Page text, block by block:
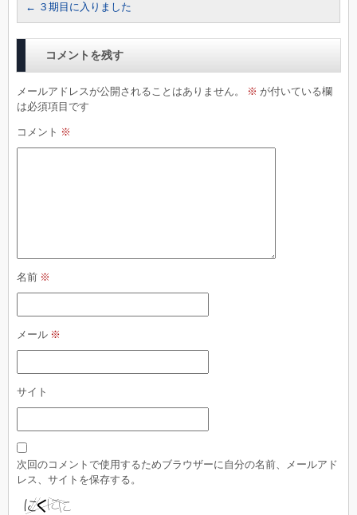
← ３期目に入りました
コメントを残す
メールアドレスが公開されることはありません。 ※ が付いている欄
は必須項目です
コメント ※
名前 ※
メール ※
サイト
次回のコメントで使用するためブラウザーに自分の名前、メールアド
レス、サイトを保存する。